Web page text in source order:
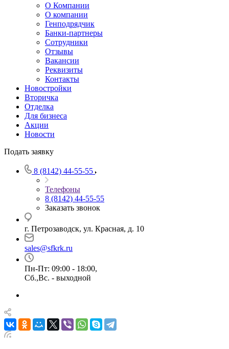
О Компании
О компании
Генподрядчик
Банки-партнеры
Сотрудники
Отзывы
Вакансии
Реквизиты
Контакты
Новостройки
Вторичка
Отделка
Для бизнеса
Акции
Новости
Подать заявку
8 (8142) 44-55-55
Телефоны
8 (8142) 44-55-55
Заказать звонок
г. Петрозаводск, ул. Красная, д. 10
sales@sfkrk.ru
Пн-Пт: 09:00 - 18:00,
Сб.,Вс. - выходной